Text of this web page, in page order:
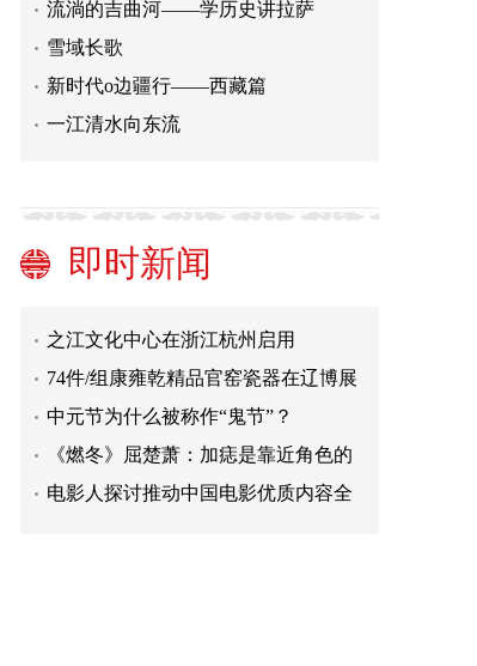
流淌的吉曲河——学历史讲拉萨
雪域长歌
新时代o边疆行——西藏篇
一江清水向东流
即时新闻
贷”第一枪
河北邯郸发现一方唐代美人墓志
茅盾长篇小说《子夜》手稿首次离
之江文化中心在浙江杭州启用
74件/组康雍乾精品官窑瓷器在辽博展
出中元节为什么被称作“鬼节”？
《燃冬》屈楚萧：加痣是靠近角色的
抓手 韩萧很自由
电影人探讨推动中国电影优质内容全